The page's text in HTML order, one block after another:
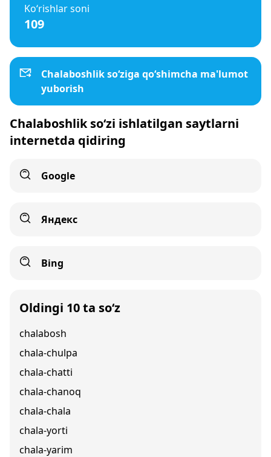
Ko‘rishlar soni
109
Chalaboshlik so‘ziga qo‘shimcha ma'lumot
yuborish
Chalaboshlik so‘zi ishlatilgan saytlarni
internetda qidiring
Google
Яндекс
Bing
Oldingi 10 ta so‘z
chalabosh
chala-chulpa
chala-chatti
chala-chanoq
chala-chala
chala-yorti
chala-yarim